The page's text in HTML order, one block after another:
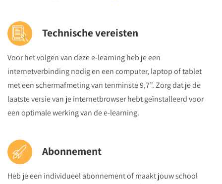
Technische vereisten
Voor het volgen van deze e-learning heb je een
internetverbinding nodig en een computer, laptop of tablet
met een schermafmeting van tenminste 9,7”. Zorg dat je de
laatste versie van je internetbrowser hebt geïnstalleerd voor
een optimale werking van de e-learning.
Abonnement
Heb je een individueel abonnement of maakt jouw school